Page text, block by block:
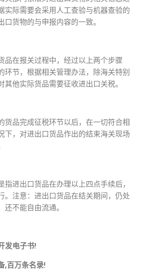
实际需要会采用人工查验与机器查验的
口货物的与申报内容的一致。
品在报关过程中，经过以上两个步骤
环节，根据相关管理办法，除海关特别
其他实际货品需要征收进出口关税。
货品完成征税环节以后，在一切符合相
下，对进出口货品作出的结束海关现场
指进出口货品在办理以上四点手续后，
。注意：进出口货品在结关期间，仍处
还不能自由流通。
发电子书!
,百万条名录!